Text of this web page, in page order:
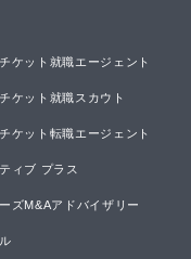
ケット就職エージェント
ケット就職スカウト
ケット転職エージェント
ィブ プラス
ズM&Aアドバイザリー